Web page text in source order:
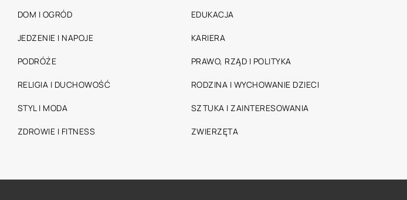
DOM I OGRÓD EDUKACJA
JEDZENIE I NAPOJE KARIERA
PODRÓŻE PRAWO, RZĄD I POLITYKA
RELIGIA I DUCHOWOŚĆ RODZINA I WYCHOWANIE DZIECI
STYL I MODA SZTUKA I ZAINTERESOWANIA
ZDROWIE I FITNESS ZWIERZĘTA